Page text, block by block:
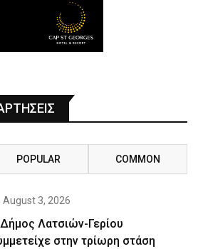
POPULAR COMMON
August 3, 2026
Λατσιών-Γερίου
στην τρίωρη στάση